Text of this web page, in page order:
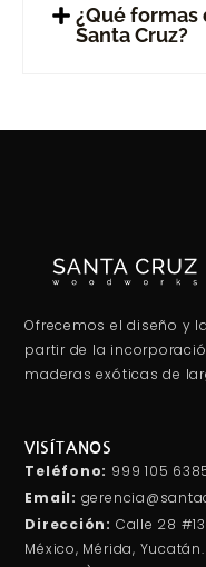
¿Qué formas
Santa Cruz?
Ofrecemos el diseño y
partir de la
maderas exóticas de
VISÍTANOS
Teléfono: 999 105
Email:
Dirección: Calle 28
México, Mérida,